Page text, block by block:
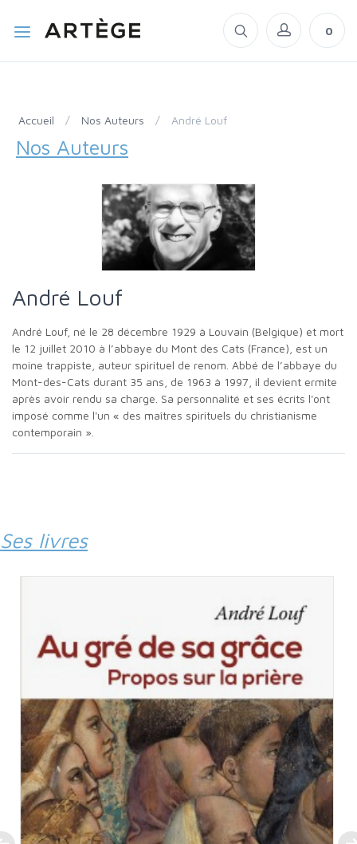
0
Accueil / Nos Auteurs / André Louf
Nos Auteurs
André Louf
André Louf, né le 28 décembre 1929 à Louvain (Belgique) et mort
le 12 juillet 2010 à l’abbaye du Mont des Cats (France), est un
moine trappiste, auteur spirituel de renom. Abbé de l’abbaye du
Mont-des-Cats durant 35 ans, de 1963 à 1997, il devient ermite
après avoir rendu sa charge. Sa personnalité et ses écrits l'ont
imposé comme l'un « des maîtres spirituels du christianisme
contemporain ».
Ses livres